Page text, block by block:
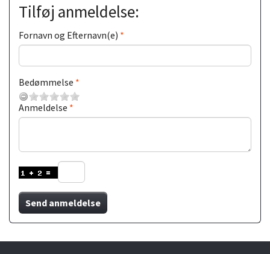
Tilføj anmeldelse:
Fornavn og Efternavn(e)
Bedømmelse
Anmeldelse
Send anmeldelse